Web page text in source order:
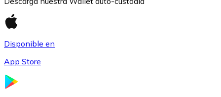
Disponible en
App Store